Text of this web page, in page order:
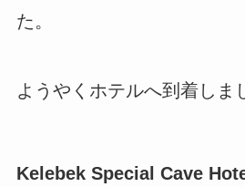
た。
ようやくホテルへ到着しま
Kelebek Special Cave